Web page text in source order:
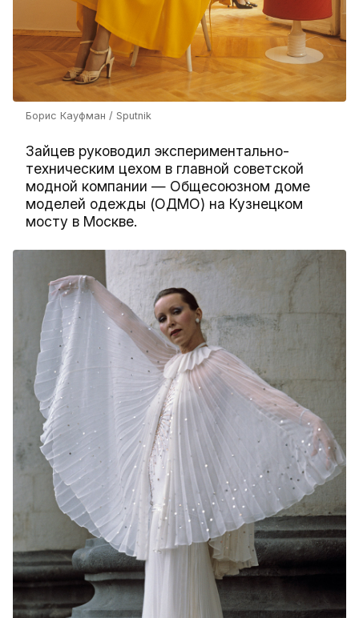
Борис Кауфман / Sputnik
Зайцев руководил экспериментально-
техническим цехом в главной советской
модной компании — Общесоюзном доме
моделей одежды (ОДМО) на Кузнецком
мосту в Москве.